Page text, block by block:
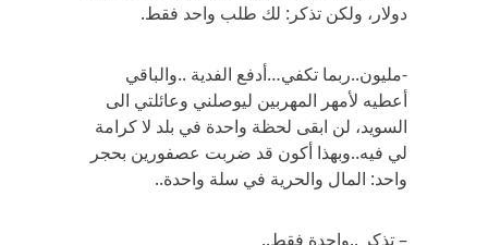
دولار، ولكن تذكر: لك طلب واحد فقط.
-مليون..ربما تكفي…أدفع الفدية ..والباقي
أعطيه لأمهر المهربين ليوصلني وعائلتي الى
السويد، لن ابقى لحظة واحدة في بلد لا كرامة
لي فيه..وبهذا أكون قد ضربت عصفورين بحجر
واحد: المال والحرية في سلة واحدة..
– تذكر ..واحدة فقط..